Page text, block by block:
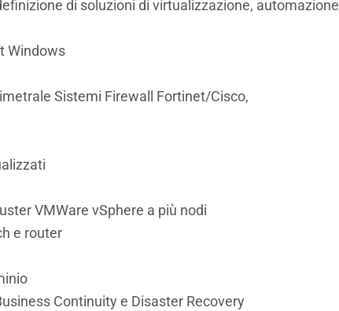
di soluzioni di virtualizzazione,
Windows
Sistemi Firewall Fortinet/Cisco,
VMWare vSphere a più nodi
e router
Continuity e Disaster Recovery